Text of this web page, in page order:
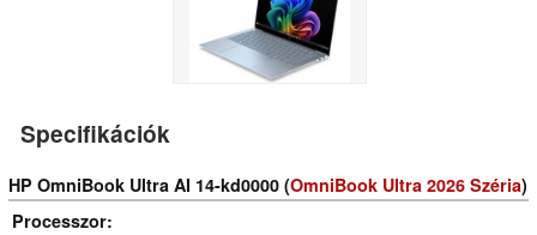
Specifikációk
HP OmniBook Ultra AI 14-kd0000 (OmniBook Ultra 2026 Széria)
Processzor